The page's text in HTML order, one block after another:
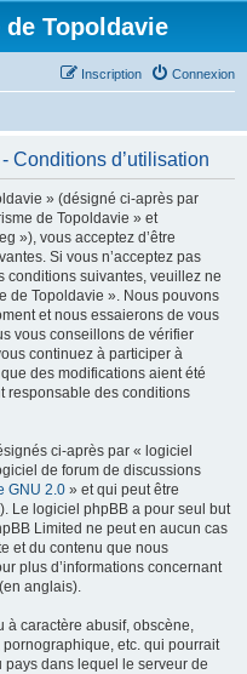
Topoldavie
Connexion
Inscription
Conditions d’utilisation
» (désigné ci-après par
de Topoldavie » et
»), vous acceptez d’être
Si vous n’acceptez pas
conditions suivantes, veuillez ne
de Topoldavie ». Nous pouvons
et nous essaierons de vous
vous conseillons de vérifier
continuez à participer à
des modifications aient été
responsable des conditions
ci-après par « logiciel
de forum de discussions
GNU 2.0 » et qui peut être
Le logiciel phpBB a pour seul but
Limited ne peut en aucun cas
et du contenu que nous
plus d’informations concernant
(en anglais).
à caractère abusif, obscène,
etc. qui pourrait
dans lequel le serveur de